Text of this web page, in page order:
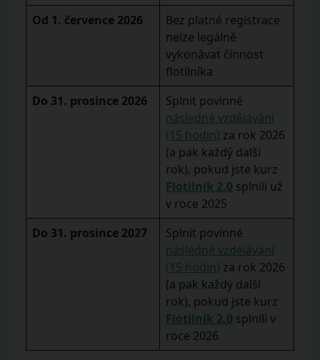
Od 1. července 2026
Bez platné registrace
nelze legálně
vykonávat činnost
flotilníka
Do 31. prosince 2026
Splnit povinné
následné vzdělávání
(15 hodin) za rok 2026
(a pak každý další
rok), pokud jste kurz
Flotilník 2.0 splnili už
v roce 2025
Do 31. prosince 2027
Splnit povinné
následné vzdělávání
(15 hodin) za rok 2026
(a pak každý další
rok), pokud jste kurz
Flotilník 2.0 splnili v
roce 2026